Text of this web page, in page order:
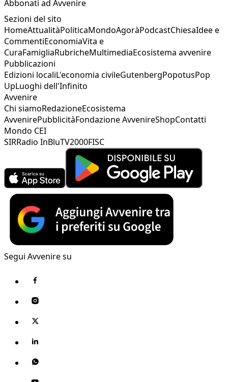
Abbonati ad Avvenire
Sezioni del sito
HomeAttualitàPoliticaMondoAgoràPodcastChiesaIdee e
CommentiEconomiaVita e
CuraFamigliaRubricheMultimediaEcosistema avvenire
Pubblicazioni
Edizioni localiL'economia civileGutenbergPopotusPop
UpLuoghi dell'Infinito
Avvenire
Chi siamoRedazioneEcosistema
AvvenirePubblicitàFondazione AvvenireShopContatti
Mondo CEI
SIRRadio InBluTV2000FISC
Segui Avvenire su